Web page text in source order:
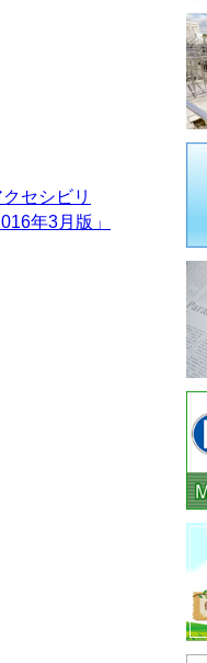
セシビリ
年3月版」